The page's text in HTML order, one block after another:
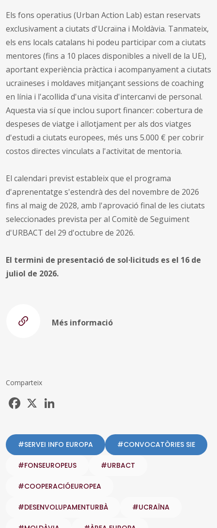
Els fons operatius (Urban Action Lab) estan reservats
exclusivament a ciutats d'Ucraïna i Moldàvia. Tanmateix,
els ens locals catalans hi podeu participar com a ciutats
mentores (fins a 10 places disponibles a nivell de la UE),
aportant experiència pràctica i acompanyament a ciutats
ucraïneses i moldaves mitjançant sessions de coaching
en línia i l'acollida d'una visita d'intercanvi de personal.
Aquesta via sí que inclou suport financer: cobertura de
despeses de viatge i allotjament per als dos viatges
d'estudi a ciutats europees, més uns 5.000 € per cobrir
costos directes vinculats a l'activitat de mentoria.
El calendari previst estableix que el programa
d'aprenentatge s'estendrà des del novembre de 2026
fins al maig de 2028, amb l'aprovació final de les ciutats
seleccionades prevista per al Comitè de Seguiment
d'URBACT del 29 d'octubre de 2026.
El termini de presentació de sol·licituds es el 16 de
juliol de 2026.
Més informació
Comparteix
Facebook
#SERVEI INFO EUROPA #CONVOCATÒRIES SIE
#FONSEUROPEUS #URBACT
#COOPERACIÓEUROPEA
#DESENVOLUPAMENTURBÀ #UCRAÏNA